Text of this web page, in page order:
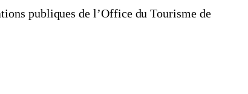
publiques de l’Office du Tourisme de